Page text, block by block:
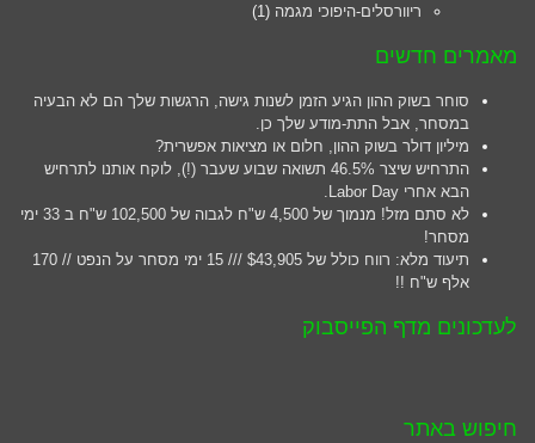
ריוורסלים-היפוכי מגמה (1)
מאמרים חדשים
סוחר בשוק ההון הגיע הזמן לשנות גישה, הרגשות שלך הם לא הבעיה
במסחר, אבל התת-מודע שלך כן.
מיליון דולר בשוק ההון, חלום או מציאות אפשרית?
התרחיש שיצר 46.5% תשואה שבוע שעבר (!), לוקח אותנו לתרחיש
הבא אחרי Labor Day.
לא סתם מזל! מנמוך של 4,500 ש"ח לגבוה של 102,500 ש"ח ב 33 ימי
מסחר!
תיעוד מלא: רווח כולל של $43,905 /// 15 ימי מסחר על הנפט // 170
אלף ש"ח !!
לעדכונים מדף הפייסבוק
חיפוש באתר